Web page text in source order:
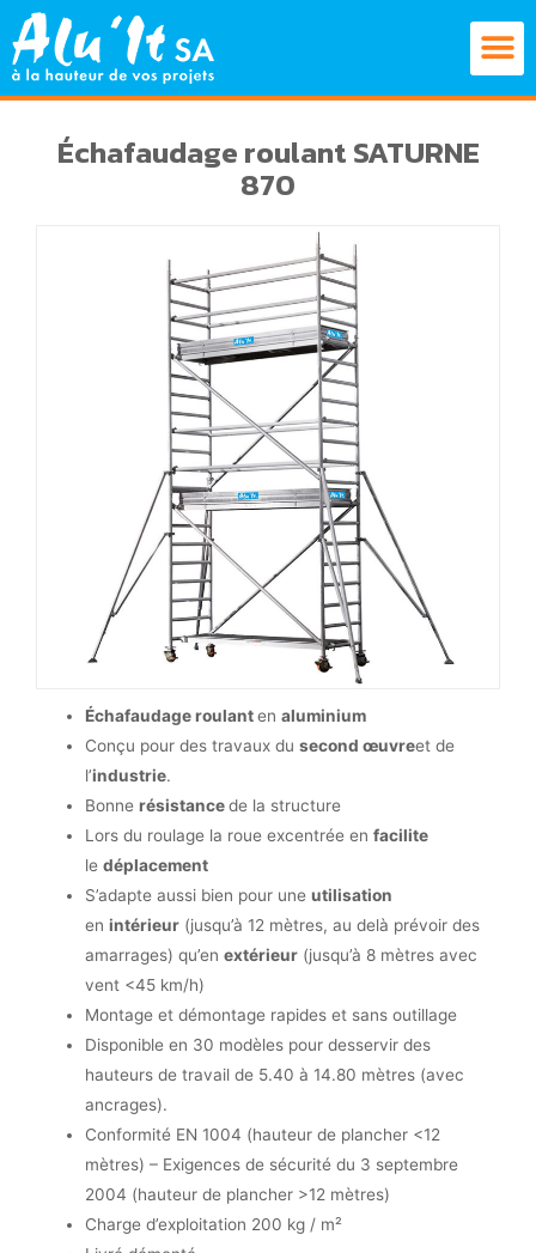
Échafaudage roulant SATURNE
870
Échafaudage roulantenaluminium
Conçu pour des travaux dusecond œuvreet de
l’industrie.
Bonnerésistancede la structure
Lors du roulage la roue excentrée enfacilite
ledéplacement
S’adapte aussi bien pour uneutilisation
enintérieur (jusqu’à 12 mètres, au delà prévoir des
amarrages) qu’enextérieur (jusqu’à 8 mètres avec
vent <45 km/h)
Montage et démontage rapides et sans outillage
Disponible en 30 modèles pour desservir des
hauteurs de travail de 5.40 à 14.80 mètres (avec
ancrages).
Conformité EN 1004 (hauteur de plancher <12
mètres) – Exigences de sécurité du 3 septembre
2004 (hauteur de plancher >12 mètres)
Charge d’exploitation 200 kg / m²